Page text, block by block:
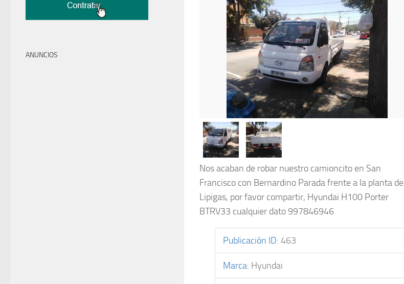
Nos acaban de robar nuestro camioncito en San
Francisco con Bernardino Parada frente a la planta de
Lipigas, por favor compartir, Hyundai H100 Porter
BTRV33 cualquier dato 997846946
Publicación ID: 463
Marca: Hyundai
ANUNCIOS